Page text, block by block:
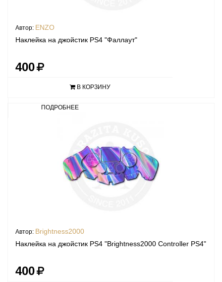
Автор: ENZO
Наклейка на джойстик PS4 "Фаллаут"
400
В КОРЗИНУ
ПОДРОБНЕЕ
Автор: Brightness2000
Наклейка на джойстик PS4 "Brightness2000 Controller PS4"
400